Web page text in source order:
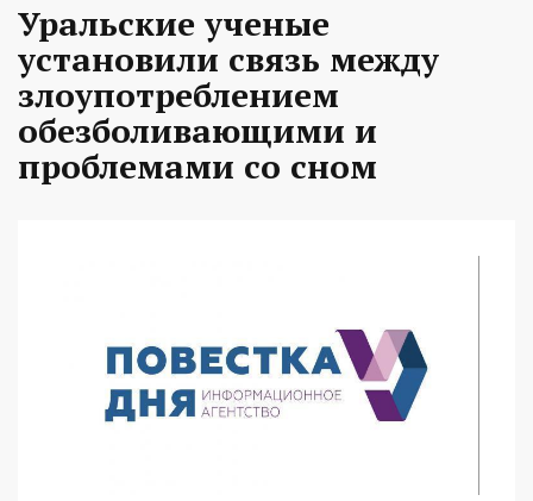
Уральские ученые
установили связь между
злоупотреблением
обезболивающими и
проблемами со сном